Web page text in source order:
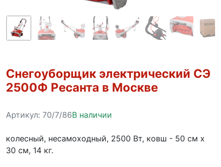
Снегоуборщик электрический СЭ
2500Ф Ресанта в Москве
Артикул: 70/7/86В наличии
колесный, несамоходный, 2500 Вт, ковш - 50 см x
30 см, 14 кг.